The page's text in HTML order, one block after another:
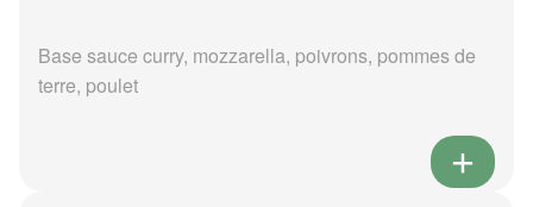
Base sauce curry, mozzarella, poivrons, pommes de
terre, poulet